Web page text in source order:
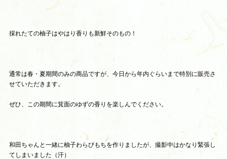
採れたての柚子はやはり香りも新鮮そのもの！
通常は春・夏期間のみの商品ですが、今日から年内ぐらいまで特別に販売さ
せていただきます。
ぜひ、この期間に箕面のゆずの香りを楽しんでください。
和田ちゃんと一緒に柚子わらびもちを作りましたが、撮影中はかなり緊張し
てしまいました（汗）